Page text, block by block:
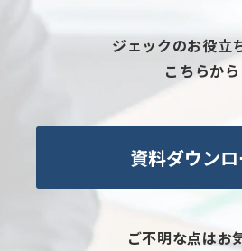
ジェックのお役立
こちらから
資料ダウン
ご不明な点はお